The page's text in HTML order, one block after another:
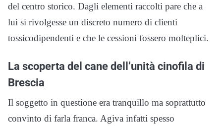
del centro storico. Dagli elementi raccolti pare che a
lui si rivolgesse un discreto numero di clienti
tossicodipendenti e che le cessioni fossero molteplici.
La scoperta del cane dell’unità cinofila di
Brescia
Il soggetto in questione era tranquillo ma soprattutto
convinto di farla franca. Agiva infatti spesso